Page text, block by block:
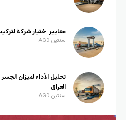
معايير اختيار شركة
سنتين AGO
تحليل الأداء لميزان
العراق
سنتين AGO